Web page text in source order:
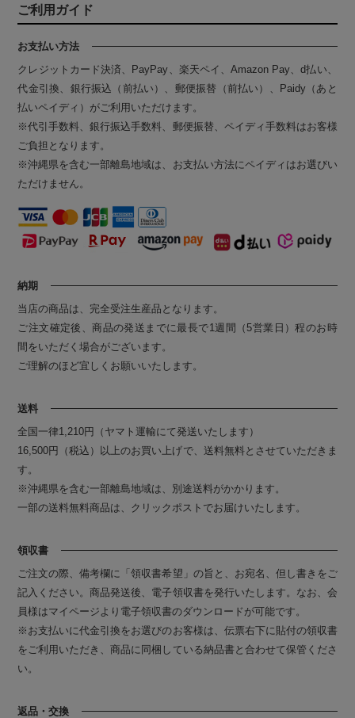
ご利用ガイド
お支払い方法
クレジットカード決済、PayPay、楽天ペイ、Amazon Pay、d払い、
代金引換、銀行振込（前払い）、郵便振替（前払い）、Paidy（あと
払いペイディ）がご利用いただけます。
※代引手数料、銀行振込手数料、郵便振替、ペイディ手数料はお客様
ご負担となります。
※沖縄県を含む一部離島地域は、お支払い方法にペイディはお選びい
ただけません。
納期
当店の商品は、完全受注生産品となります。
ご注文確定後、商品の発送までに最長で1週間（5営業日）程のお時
間をいただく場合がございます。
ご理解のほど宜しくお願いいたします。
送料
全国一律1,210円（ヤマト運輸にて発送いたします）
16,500円（税込）以上のお買い上げで、送料無料とさせていただきま
す。
※沖縄県を含む一部離島地域は、別途送料がかかります。
一部の送料無料商品は、クリックポストでお届けいたします。
領収書
ご注文の際、備考欄に「領収書希望」の旨と、お宛名、但し書きをご
記入ください。商品発送後、電子領収書を発行いたします。なお、会
員様はマイページより電子領収書のダウンロードが可能です。
※お支払いに代金引換をお選びのお客様は、伝票右下に貼付の領収書
をご利用いただき、商品に同梱している納品書と合わせて保管くださ
い。
返品・交換